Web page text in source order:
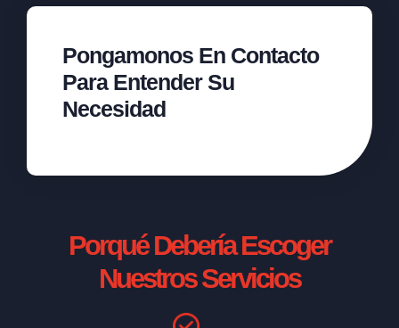
Pongamonos En Contacto
Para Entender Su
Necesidad
Porqué Debería Escoger
Nuestros Servicios